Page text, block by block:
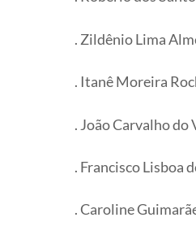
. Zildênio Lima
. Itanê Moreira
. João Carvalho
. Francisco Lisboa
. Caroline